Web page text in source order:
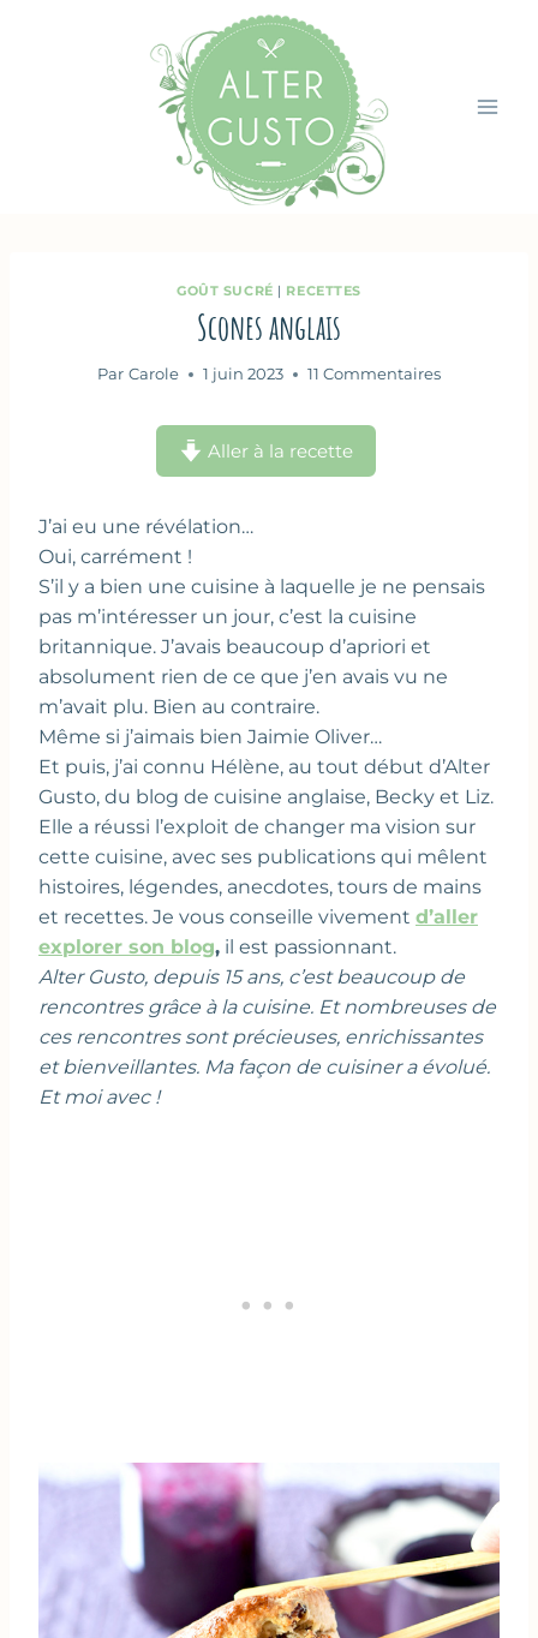
GOÛT SUCRÉ | RECETTES
Scones anglais
Par Carole 1 juin 2023 11 Commentaires
Aller à la recette
J’ai eu une révélation…
Oui, carrément !
S’il y a bien une cuisine à laquelle je ne pensais
pas m’intéresser un jour, c’est la cuisine
britannique. J’avais beaucoup d’apriori et
absolument rien de ce que j’en avais vu ne
m’avait plu. Bien au contraire.
Même si j’aimais bien Jaimie Oliver…
Et puis, j’ai connu Hélène, au tout début d’Alter
Gusto, du blog de cuisine anglaise, Becky et Liz.
Elle a réussi l’exploit de changer ma vision sur
cette cuisine, avec ses publications qui mêlent
histoires, légendes, anecdotes, tours de mains
et recettes. Je vous conseille vivement d’aller
explorer son blog, il est passionnant.
Alter Gusto, depuis 15 ans, c’est beaucoup de
rencontres grâce à la cuisine. Et nombreuses de
ces rencontres sont précieuses, enrichissantes
et bienveillantes. Ma façon de cuisiner a évolué.
Et moi avec !